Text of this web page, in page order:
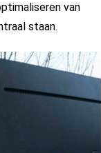
van
staan.